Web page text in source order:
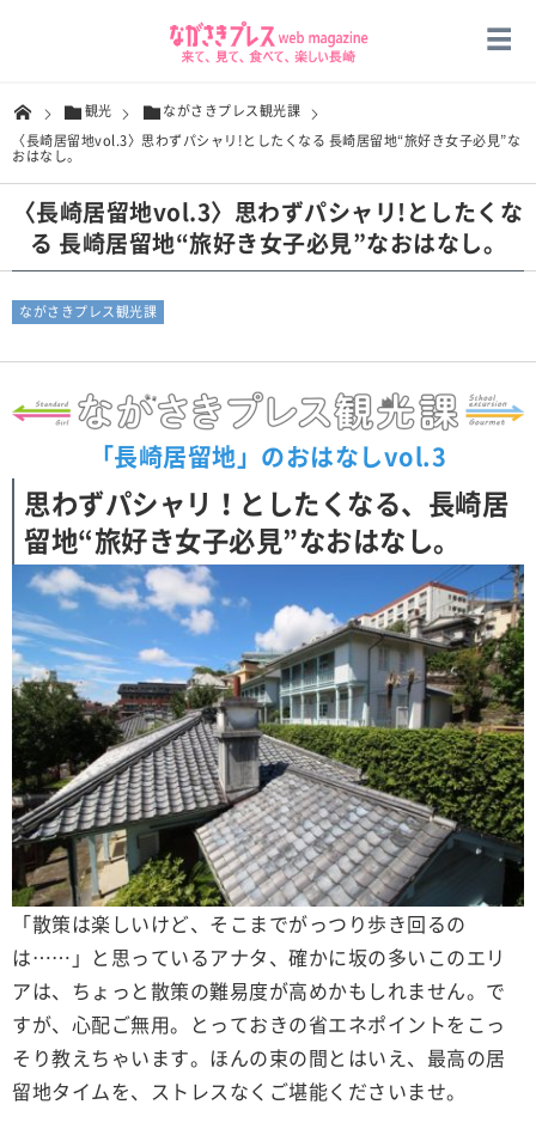
観光
ながさきプレス観光課
〈長崎居留地vol.3〉思わずパシャリ!としたくなる 長崎居留地“旅好き女子必見”な
おはなし。
〈長崎居留地vol.3〉思わずパシャリ!としたくな
る 長崎居留地“旅好き女子必見”なおはなし。
ながさきプレス観光課
「長崎居留地」のおはなしvol.3
思わずパシャリ！としたくなる、長崎居
留地“旅好き女子必見”なおはなし。
「散策は楽しいけど、そこまでがっつり歩き回るの
は……」と思っているアナタ、確かに坂の多いこのエリ
アは、ちょっと散策の難易度が高めかもしれません。で
すが、心配ご無用。とっておきの省エネポイントをこっ
そり教えちゃいます。ほんの束の間とはいえ、最高の居
留地タイムを、ストレスなくご堪能くださいませ。